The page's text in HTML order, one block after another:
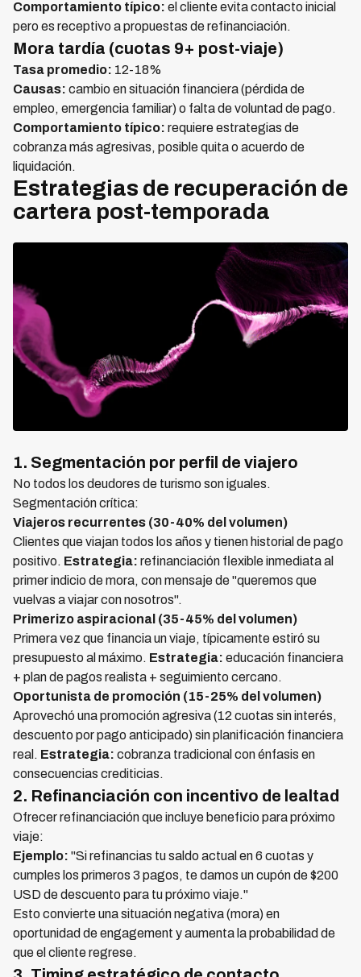
Comportamiento típico: el cliente evita contacto inicial
pero es receptivo a propuestas de refinanciación.
Mora tardía (cuotas 9+ post-viaje)
Tasa promedio: 12-18%
Causas: cambio en situación financiera (pérdida de
empleo, emergencia familiar) o falta de voluntad de pago.
Comportamiento típico: requiere estrategias de
cobranza más agresivas, posible quita o acuerdo de
liquidación.
Estrategias de recuperación de
cartera post-temporada
1. Segmentación por perfil de viajero
No todos los deudores de turismo son iguales.
Segmentación crítica:
Viajeros recurrentes (30-40% del volumen)
Clientes que viajan todos los años y tienen historial de pago
positivo. Estrategia: refinanciación flexible inmediata al
primer indicio de mora, con mensaje de "queremos que
vuelvas a viajar con nosotros".
Primerizo aspiracional (35-45% del volumen)
Primera vez que financia un viaje, típicamente estiró su
presupuesto al máximo. Estrategia: educación financiera
+ plan de pagos realista + seguimiento cercano.
Oportunista de promoción (15-25% del volumen)
Aprovechó una promoción agresiva (12 cuotas sin interés,
descuento por pago anticipado) sin planificación financiera
real. Estrategia: cobranza tradicional con énfasis en
consecuencias crediticias.
2. Refinanciación con incentivo de lealtad
Ofrecer refinanciación que incluye beneficio para próximo
viaje:
Ejemplo: "Si refinancias tu saldo actual en 6 cuotas y
cumples los primeros 3 pagos, te damos un cupón de $200
USD de descuento para tu próximo viaje."
Esto convierte una situación negativa (mora) en
oportunidad de engagement y aumenta la probabilidad de
que el cliente regrese.